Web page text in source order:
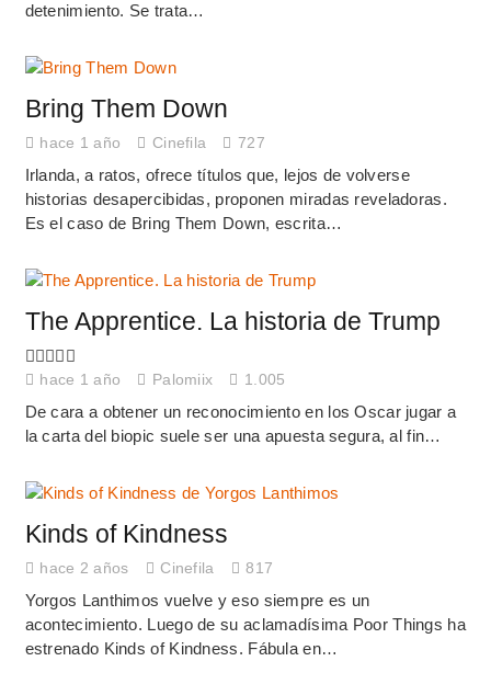
detenimiento. Se trata…
Bring Them Down
hace 1 año Cinefila 727
Irlanda, a ratos, ofrece títulos que, lejos de volverse
historias desapercibidas, proponen miradas reveladoras.
Es el caso de Bring Them Down, escrita…
The Apprentice. La historia de Trump
hace 1 año Palomiix 1.005
De cara a obtener un reconocimiento en los Oscar jugar a
la carta del biopic suele ser una apuesta segura, al fin…
Kinds of Kindness
hace 2 años Cinefila 817
Yorgos Lanthimos vuelve y eso siempre es un
acontecimiento. Luego de su aclamadísima Poor Things ha
estrenado Kinds of Kindness. Fábula en…